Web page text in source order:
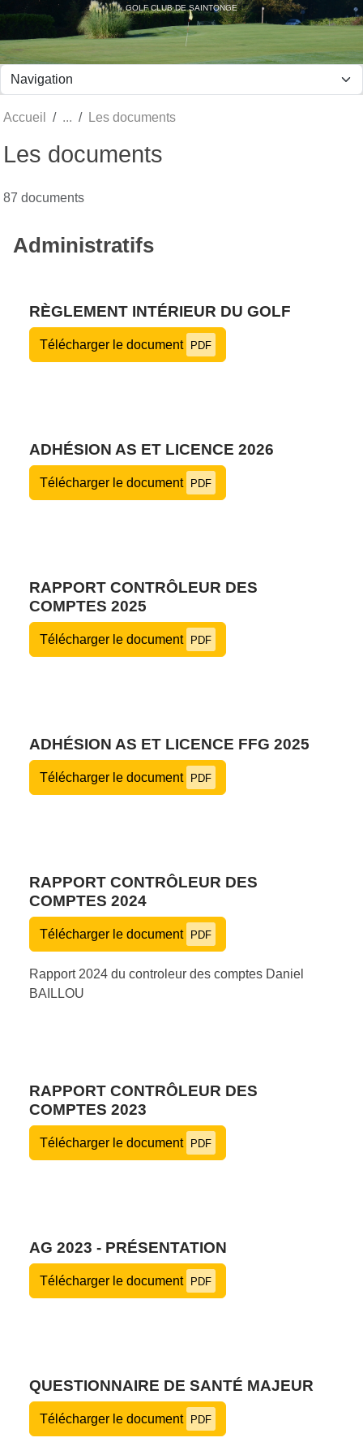
GOLF CLUB DE SAINTONGE
Accueil Les documents
Les documents
87 documents
Administratifs
RÈGLEMENT INTÉRIEUR DU GOLF
Télécharger le document PDF
ADHÉSION AS ET LICENCE 2026
Télécharger le document PDF
RAPPORT CONTRÔLEUR DES
COMPTES 2025
Télécharger le document PDF
ADHÉSION AS ET LICENCE FFG 2025
Télécharger le document PDF
RAPPORT CONTRÔLEUR DES
COMPTES 2024
Télécharger le document PDF
Rapport 2024 du controleur des comptes Daniel
BAILLOU
RAPPORT CONTRÔLEUR DES
COMPTES 2023
Télécharger le document PDF
AG 2023 - PRÉSENTATION
Télécharger le document PDF
QUESTIONNAIRE DE SANTÉ MAJEUR
Télécharger le document PDF
Panneau de gestion des cookies